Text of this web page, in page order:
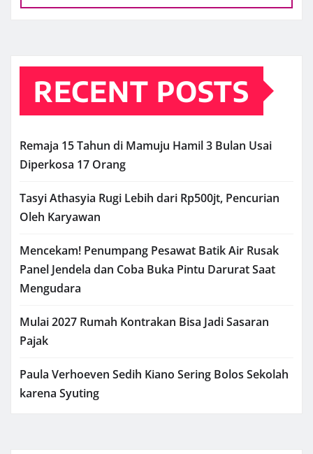
RECENT POSTS
Remaja 15 Tahun di Mamuju Hamil 3 Bulan Usai
Diperkosa 17 Orang
Tasyi Athasyia Rugi Lebih dari Rp500jt, Pencurian
Oleh Karyawan
Mencekam! Penumpang Pesawat Batik Air Rusak
Panel Jendela dan Coba Buka Pintu Darurat Saat
Mengudara
Mulai 2027 Rumah Kontrakan Bisa Jadi Sasaran
Pajak
Paula Verhoeven Sedih Kiano Sering Bolos Sekolah
karena Syuting